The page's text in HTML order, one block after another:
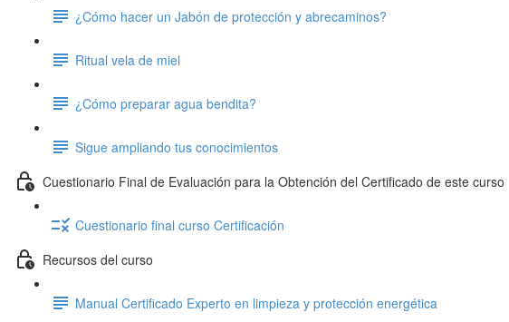
¿Cómo hacer un Jabón de protección y abrecaminos?
Ritual vela de miel
¿Cómo preparar agua bendita?
Sigue ampliando tus conocimientos
Cuestionario Final de Evaluación para la Obtención del Certificado de este curso
Cuestionario final curso Certificación
Recursos del curso
Manual Certificado Experto en limpieza y protección energética